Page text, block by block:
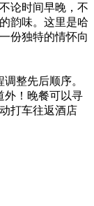
论时间早晚，不
韵味。这里是哈
份独特的情怀向
整先后顺序。
外！晚餐可以寻
打车往返酒店